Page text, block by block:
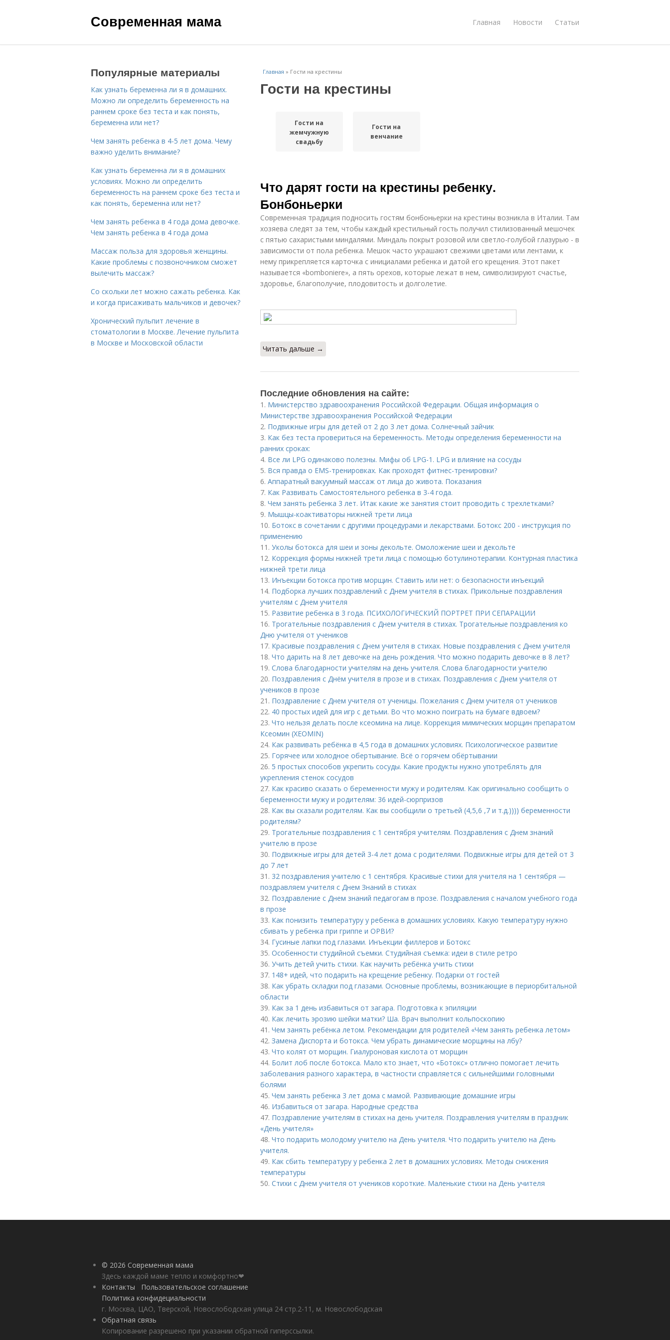
Современная мама Главная Новости Статьи
Главная » Гости на крестины
Гости на крестины
Гости на
жемчужную
свадьбу
Гости на
венчание
Что дарят гости на крестины ребенку.
Бонбоньерки
Современная традиция подносить гостям бонбоньерки на крестины возникла в Италии. Там
хозяева следят за тем, чтобы каждый крестильный гость получил стилизованный мешочек
с пятью сахаристыми миндалями. Миндаль покрыт розовой или светло-голубой глазурью - в
зависимости от пола ребенка. Мешок часто украшают свежими цветами или лентами, к
нему прикрепляется карточка с инициалами ребенка и датой его крещения. Этот пакет
называется «bomboniere», а пять орехов, которые лежат в нем, символизируют счастье,
здоровье, благополучие, плодовитость и долголетие.
Читать дальше →
Последние обновления на сайте:
1. Министерство здравоохранения Российской Федерации. Общая информация о
Министерстве здравоохранения Российской Федерации
2. Подвижные игры для детей от 2 до 3 лет дома. Солнечный зайчик
3. Как без теста провериться на беременность. Методы определения беременности на
ранних сроках:
4. Все ли LPG одинаково полезны. Мифы об LPG-1. LPG и влияние на сосуды
5. Вся правда о EMS-тренировках. Как проходят фитнес-тренировки?
6. Аппаратный вакуумный массаж от лица до живота. Показания
7. Как Развивать Самостоятельного ребенка в 3-4 года.
8. Чем занять ребенка 3 лет. Итак какие же занятия стоит проводить с трехлетками?
9. Мышцы-коактиваторы нижней трети лица
10. Ботокс в сочетании с другими процедурами и лекарствами. Ботокс 200 - инструкция по
применению
11. Уколы ботокса для шеи и зоны декольте. Омоложение шеи и декольте
12. Коррекция формы нижней трети лица с помощью ботулинотерапии. Контурная пластика
нижней трети лица
13. Инъекции ботокса против морщин. Ставить или нет: о безопасности инъекций
14. Подборка лучших поздравлений с Днем учителя в стихах. Прикольные поздравления
учителям с Днем учителя
15. Развитие ребенка в 3 года. ПСИХОЛОГИЧЕСКИЙ ПОРТРЕТ ПРИ СЕПАРАЦИИ
16. Трогательные поздравления с Днем учителя в стихах. Трогательные поздравления ко
Дню учителя от учеников
17. Красивые поздравления с Днем учителя в стихах. Новые поздравления с Днем учителя
18. Что дарить на 8 лет девочке на день рождения. Что можно подарить девочке в 8 лет?
19. Слова благодарности учителям на день учителя. Слова благодарности учителю
20. Поздравления с Днём учителя в прозе и в стихах. Поздравления с Днем учителя от
учеников в прозе
21. Поздравление с Днем учителя от ученицы. Пожелания с Днем учителя от учеников
22. 40 простых идей для игр с детьми. Во что можно поиграть на бумаге вдвоем?
23. Что нельзя делать после ксеомина на лице. Коррекция мимических морщин препаратом
Ксеомин (XEOMIN)
24. Как развивать ребёнка в 4,5 года в домашних условиях. Психологическое развитие
25. Горячее или холодное обертывание. Всё о горячем обёртывании
26. 5 простых способов укрепить сосуды. Какие продукты нужно употреблять для
укрепления стенок сосудов
27. Как красиво сказать о беременности мужу и родителям. Как оригинально сообщить о
беременности мужу и родителям: 36 идей-сюрпризов
28. Как вы сказали родителям. Как вы сообщили о третьей (4,5,6 ,7 и т.д.)))) беременности
родителям?
29. Трогательные поздравления с 1 сентября учителям. Поздравления с Днем знаний
учителю в прозе
30. Подвижные игры для детей 3-4 лет дома с родителями. Подвижные игры для детей от 3
до 7 лет
31. 32 поздравления учителю с 1 сентября. Красивые стихи для учителя на 1 сентября —
поздравляем учителя с Днем Знаний в стихах
32. Поздравление с Днем знаний педагогам в прозе. Поздравления с началом учебного года
в прозе
33. Как понизить температуру у ребенка в домашних условиях. Какую температуру нужно
сбивать у ребенка при гриппе и ОРВИ?
34. Гусиные лапки под глазами. Инъекции филлеров и Ботокс
35. Особенности студийной съемки. Студийная съемка: идеи в стиле ретро
36. Учить детей учить стихи. Как научить ребёнка учить стихи
37. 148+ идей, что подарить на крещение ребенку. Подарки от гостей
38. Как убрать складки под глазами. Основные проблемы, возникающие в периорбитальной
области
39. Как за 1 день избавиться от загара. Подготовка к эпиляции
40. Как лечить эрозию шейки матки? Ша. Врач выполнит кольпоскопию
41. Чем занять ребёнка летом. Рекомендации для родителей «Чем занять ребенка летом»
42. Замена Диспорта и ботокса. Чем убрать динамические морщины на лбу?
43. Что колят от морщин. Гиалуроновая кислота от морщин
44. Болит лоб после ботокса. Мало кто знает, что «Ботокс» отлично помогает лечить
заболевания разного характера, в частности справляется с сильнейшими головными
болями
45. Чем занять ребенка 3 лет дома с мамой. Развивающие домашние игры
46. Избавиться от загара. Народные средства
47. Поздравление учителям в стихах на день учителя. Поздравления учителям в праздник
«День учителя»
48. Что подарить молодому учителю на День учителя. Что подарить учителю на День
учителя.
49. Как сбить температуру у ребенка 2 лет в домашних условиях. Методы снижения
температуры
50. Стихи с Днем учителя от учеников короткие. Маленькие стихи на День учителя
Популярные материалы
Как узнать беременна ли я в домашних.
Можно ли определить беременность на
раннем сроке без теста и как понять,
беременна или нет?
Чем занять ребенка в 4-5 лет дома. Чему
важно уделить внимание?
Как узнать беременна ли я в домашних
условиях. Можно ли определить
беременность на раннем сроке без теста и
как понять, беременна или нет?
Чем занять ребенка в 4 года дома девочке.
Чем занять ребенка в 4 года дома
Массаж польза для здоровья женщины.
Какие проблемы с позвоночником сможет
вылечить массаж?
Со скольки лет можно сажать ребенка. Как
и когда присаживать мальчиков и девочек?
Хронический пульпит лечение в
стоматологии в Москве. Лечение пульпита
в Москве и Московской области
© 2026 Современная мама
Здесь каждой маме тепло и комфортно❤
Контакты
Пользовательское соглашение
Политика конфидециальности
г. Москва, ЦАО, Тверской, Новослободская улица 24 стр.2-11, м. Новослободская
Обратная связь
Копирование разрешено при указании обратной гиперссылки.